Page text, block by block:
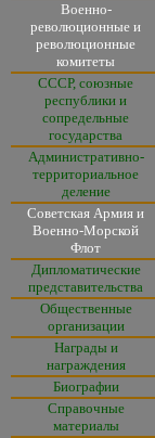
Военно-
революционные и
революционные
комитеты
СССР, союзные
республики и
сопредельные
государства
Административно-
территориальное
деление
Советская Армия и
Военно-Морской
Флот
Дипломатические
представительства
Общественные
организации
Награды и
награждения
Биографии
Справочные
материалы